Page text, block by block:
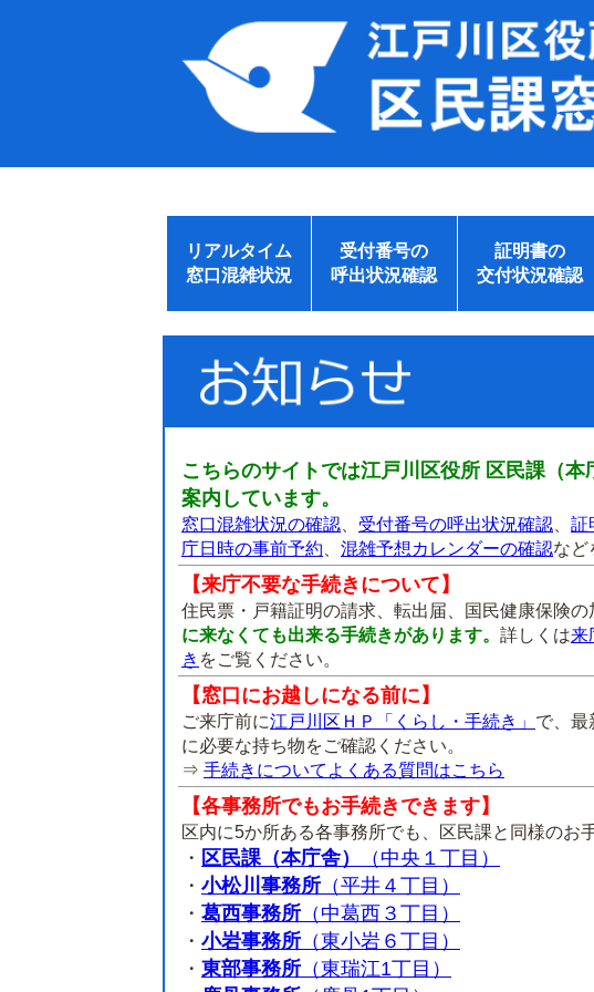
リアルタイム
窓口混雑状況
受付番号の
呼出状況確認
証明書の
交付状況確認
こちらのサイトでは江戸川区役所 区民課（
案内しています。
窓口混雑状況の確認 受付番号の呼出状況確認 証
庁日時の事前予約
混雑予想カレンダーの確認など
【来庁不要な手続きについて】
住民票・戸籍証明の請求、転出届、国民健康保険の
に来なくても出来る手続きがあります。 詳しくは来
き をご覧ください。
【窓口にお越しになる前に】
ご来庁前に江戸川区ＨＰ「くらし・手続き」 で、最
に必要な持ち物をご確認ください。
⇒ 手続きについてよくある質問はこちら
【各事務所でもお手続きできます】
区内に5か所ある各事務所でも、区民課と同様のお
・ 区民課（本庁舎）
（中央１丁目）
・ 小松川事務所 （平井４丁目）
・ 葛西事務所 （中葛西３丁目）
・ 小岩事務所 （東小岩６丁目）
・ 東部事務所 （東瑞江1丁目）